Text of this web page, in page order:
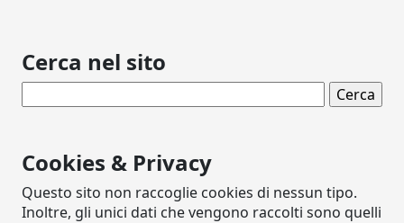
Cerca nel sito
Cookies & Privacy
Questo sito non raccoglie cookies di nessun tipo.
Inoltre, gli unici dati che vengono raccolti sono quelli